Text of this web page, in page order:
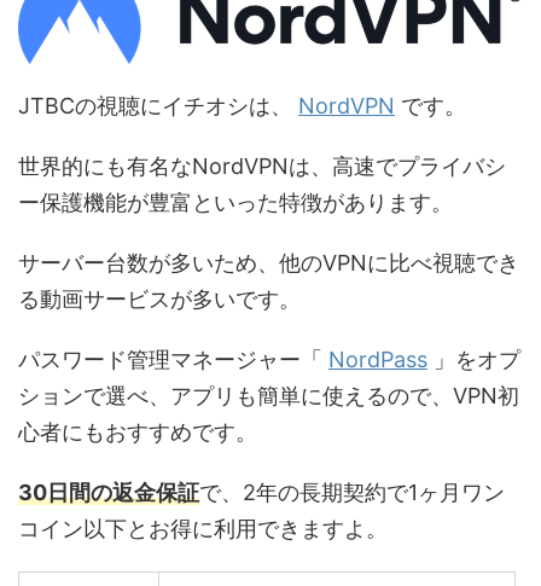
JTBCの視聴にイチオシは、 NordVPN です。
世界的にも有名なNordVPNは、高速でプライバシ
ー保護機能が豊富といった特徴があります。
サーバー台数が多いため、他のVPNに比べ視聴でき
る動画サービスが多いです。
パスワード管理マネージャー「 NordPass 」をオプ
ションで選べ、アプリも簡単に使えるので、VPN初
心者にもおすすめです。
30日間の返金保証で、2年の長期契約で1ヶ月ワン
コイン以下とお得に利用できますよ。